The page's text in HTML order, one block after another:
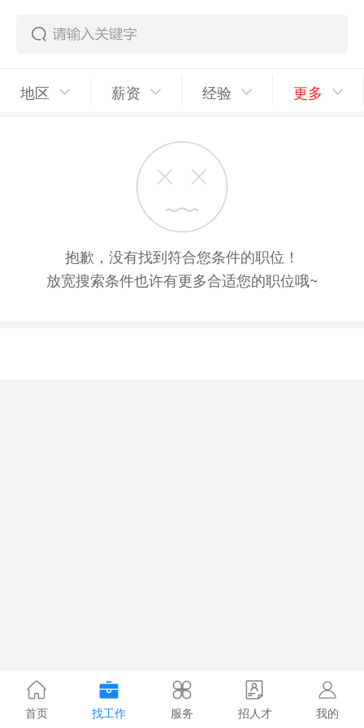
地区 薪资 经验 更多
抱歉，没有找到符合您条件的职位！
放宽搜索条件也许有更多合适您的职位哦~
首页 找工作 服务 招人才 我的